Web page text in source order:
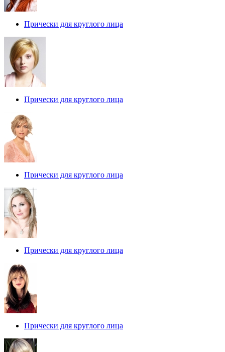
Прически для круглого лица
Прически для круглого лица
Прически для круглого лица
Прически для круглого лица
Прически для круглого лица